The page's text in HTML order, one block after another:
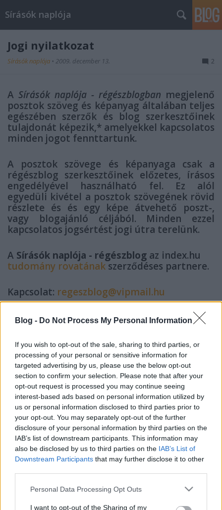
Blog - Do Not Process My Personal Information
If you wish to opt-out of the sale, sharing to third parties, or
processing of your personal or sensitive information for
targeted advertising by us, please use the below opt-out
section to confirm your selection. Please note that after your
opt-out request is processed you may continue seeing
interest-based ads based on personal information utilized by
us or personal information disclosed to third parties prior to
your opt-out. You may separately opt-out of the further
disclosure of your personal information by third parties on the
IAB’s list of downstream participants. This information may
also be disclosed by us to third parties on the IAB’s List of
Downstream Participants that may further disclose it to other
Please note that this website/app uses one or more Google
not limited to your visit or usage behaviour. You may click to
Personal Data Processing Opt Outs
I want to opt-out of the Sharing of my
Sírásók naplója
Jogi nyilatkozat
Sírásók naplója • 2009. december 13. 2
A Sírásók naplója - régészblogban megjelenő
posztok szöveg és képanyag általában teljes
egészében szerzők és blog szerkesztőinek
tulajdonát képezik,* amelyekkel kapcsolatos
minden jogot fennttartunk.
A posztok szövege és képanyaga csak a
régészblog szerkesztőinek előzetes, írásos
engedélyével használható fel. Ez alól
egyedüli kivétel a posztok szövegének rövid
részlete és és egy képe átvehető poszt-,
vagy blogajánló céljából. Minden ezzel
kapcsolatos jogsértést jogi útra terelünk.
A Sírásók naplója - régészblog az index.hu
tudomány rovatának szerződéses partnere.
Kapcsolat: regeszblog@vipmail.hu
* Amennyiben a képek máshonnan származnak azt a
az eredeti webhelyre linkelő hivatkozásként
működik.
Ajánlott bejegyzések:
Szumírok, szittyák és Ősbuda